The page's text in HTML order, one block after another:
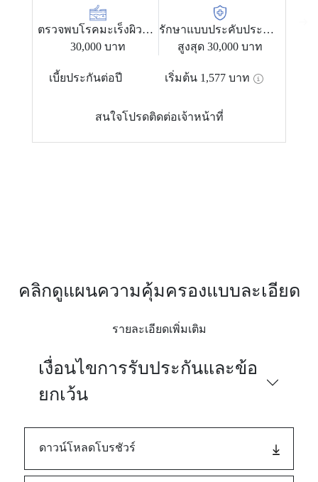
ตรวจพบโรคมะเร็งผิวหนัง
30,000 บาท
รักษาแบบประคับประคอง
สูงสุด 30,000 บาท
เบี้ยประกันต่อปี เริ่มต้น 1,577 บาท
สนใจโปรดติดต่อเจ้าหน้าที่
คลิกดูแผนความคุ้มครองแบบละเอียด
รายละเอียดเพิ่มเติม
เงื่อนไขการรับประกันและข้อ
ยกเว้น
ดาวน์โหลดโบรชัวร์